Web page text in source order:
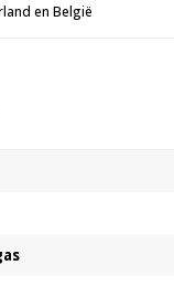
en België